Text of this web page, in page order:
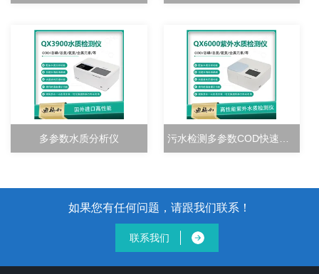
多参数水质分析仪
如果您有任何问题，请跟我们联系！
联系我们